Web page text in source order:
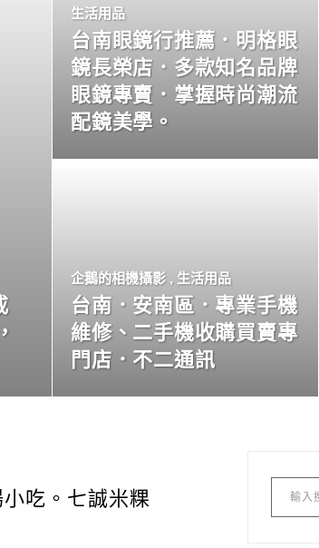
生活用品
台南眼鏡行推薦．明格眼
鏡長榮店．多款知名品牌
眼鏡專賣．掌握時尚潮流
配鏡美學。
企鵝的相機攝影 , 生活用品
台南．安南區．專業手機
維修、二手機收購買賣專
門店．不二通訊
吃。七誠米粿